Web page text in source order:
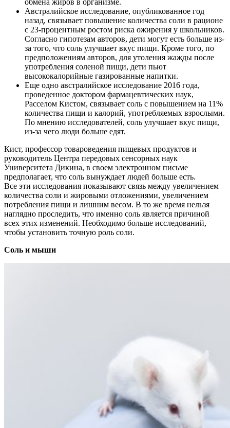
Австралийское исследование, опубликованное год
назад, связывает повышение количества соли в рационе
с 23-процентным ростом риска ожирения у школьников.
Согласно гипотезам авторов, дети могут есть больше из-
за того, что соль улучшает вкус пищи. Кроме того, по
предположениям авторов, для утоления жажды после
употребления соленой пищи, дети пьют
высококалорийные газированные напитки.
Еще одно австралийское исследование 2016 года,
проведенное доктором фармацевтических наук,
Расселом Кистом, связывает соль с повышением на 11%
количества пищи и калорий, употребляемых взрослыми.
По мнению исследователей, соль улучшает вкус пищи,
из-за чего люди больше едят.
Кист, профессор товароведения пищевых продуктов и
руководитель Центра передовых сенсорных наук
Университета Дикина, в своем электронном письме
предполагает, что соль вынуждает людей больше есть.
Все эти исследования показывают связь между увеличением
количества соли и жировыми отложениями, увеличением
потребления пищи и лишним весом. В то же время нельзя
наглядно проследить, что именно соль является причиной
всех этих изменений. Необходимо больше исследований,
чтобы установить точную роль соли.
Соль и мыши